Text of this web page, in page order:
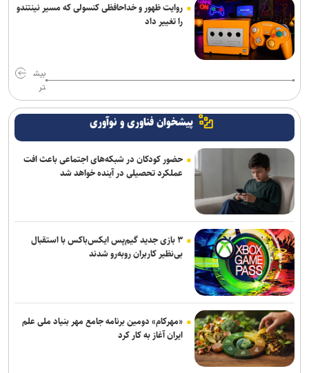
روایت ظهور و خداحافظی کنسولی که مسیر نینتندو
را تغییر داد
بیش
تر
پیشخوان فناوری و نوآوری
حضور کودکان در شبکه‌های اجتماعی باعث افت
عملکرد تحصیلی در آینده خواهد شد
۳ بازی جدید گیم‌پس ایکس‌باکس با استقبال
بی‌نظیر کاربران روبه‌رو شدند
«مهرکام» دومین برنامه جامع مهر بنیاد ملی علم
ایران آغاز به کار کرد